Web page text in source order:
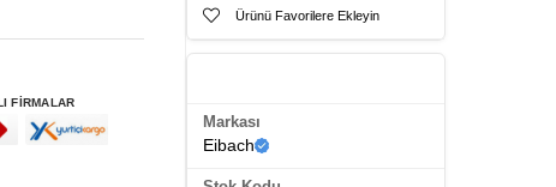
FİRMALAR
Ürünü Favorilere Ekleyin
Markası
Eibach